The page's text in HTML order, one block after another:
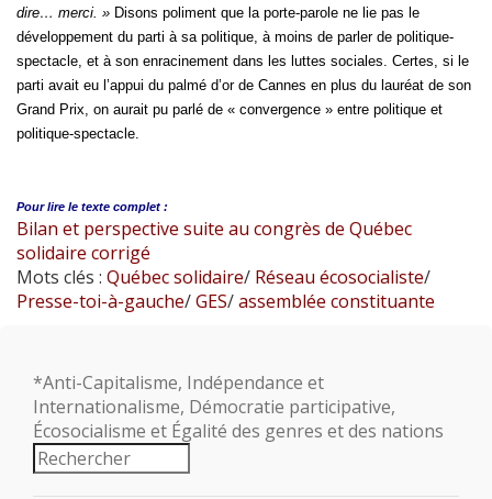
dire… merci. » Disons poliment que la porte-parole ne lie pas le
développement du parti à sa politique, à moins de parler de politique-
spectacle, et à son enracinement dans les luttes sociales. Certes, si le
parti avait eu l’appui du palmé d’or de Cannes en plus du lauréat de son
Grand Prix, on aurait pu parlé de « convergence » entre politique et
politique-spectacle.
Pour lire le texte complet :
Bilan et perspective suite au congrès de Québec
solidaire corrigé
Mots clés : Québec solidaire/ Réseau écosocialiste/
Presse-toi-à-gauche/GES/assemblée constituante
*Anti-Capitalisme, Indépendance et
Internationalisme, Démocratie participative,
Écosocialisme et Égalité des genres et des nations